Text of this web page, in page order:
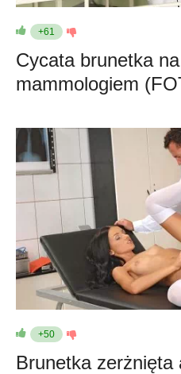
+61
Cycata brunetka
mammologiem
+50
Brunetka zerżnięta